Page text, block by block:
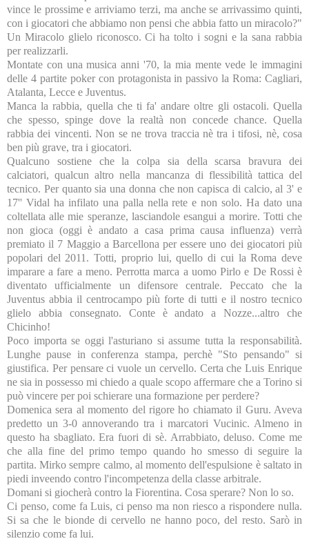
vince le prossime e arriviamo terzi, ma anche se arrivassimo quinti,
con i giocatori che abbiamo non pensi che abbia fatto un miracolo?"
Un Miracolo glielo riconosco. Ci ha tolto i sogni e la sana rabbia
per realizzarli.
Montate con una musica anni '70, la mia mente vede le immagini
delle 4 partite poker con protagonista in passivo la Roma: Cagliari,
Atalanta, Lecce e Juventus.
Manca la rabbia, quella che ti fa' andare oltre gli ostacoli. Quella
che spesso, spinge dove la realtà non concede chance. Quella
rabbia dei vincenti. Non se ne trova traccia nè tra i tifosi, nè, cosa
ben più grave, tra i giocatori.
Qualcuno sostiene che la colpa sia della scarsa bravura dei
calciatori, qualcun altro nella mancanza di flessibilità tattica del
tecnico. Per quanto sia una donna che non capisca di calcio, al 3' e
17'' Vidal ha infilato una palla nella rete e non solo. Ha dato una
coltellata alle mie speranze, lasciandole esangui a morire. Totti che
non gioca (oggi è andato a casa prima causa influenza) verrà
premiato il 7 Maggio a Barcellona per essere uno dei giocatori più
popolari del 2011. Totti, proprio lui, quello di cui la Roma deve
imparare a fare a meno. Perrotta marca a uomo Pirlo e De Rossi è
diventato ufficialmente un difensore centrale. Peccato che la
Juventus abbia il centrocampo più forte di tutti e il nostro tecnico
glielo abbia consegnato. Conte è andato a Nozze...altro che
Chicinho!
Poco importa se oggi l'asturiano si assume tutta la responsabilità.
Lunghe pause in conferenza stampa, perchè "Sto pensando" si
giustifica. Per pensare ci vuole un cervello. Certa che Luis Enrique
ne sia in possesso mi chiedo a quale scopo affermare che a Torino si
può vincere per poi schierare una formazione per perdere?
Domenica sera al momento del rigore ho chiamato il Guru. Aveva
predetto un 3-0 annoverando tra i marcatori Vucinic. Almeno in
questo ha sbagliato. Era fuori di sè. Arrabbiato, deluso. Come me
che alla fine del primo tempo quando ho smesso di seguire la
partita. Mirko sempre calmo, al momento dell'espulsione è saltato in
piedi inveendo contro l'incompetenza della classe arbitrale.
Domani si giocherà contro la Fiorentina. Cosa sperare? Non lo so.
Ci penso, come fa Luis, ci penso ma non riesco a rispondere nulla.
Si sa che le bionde di cervello ne hanno poco, del resto. Sarò in
silenzio come fa lui.